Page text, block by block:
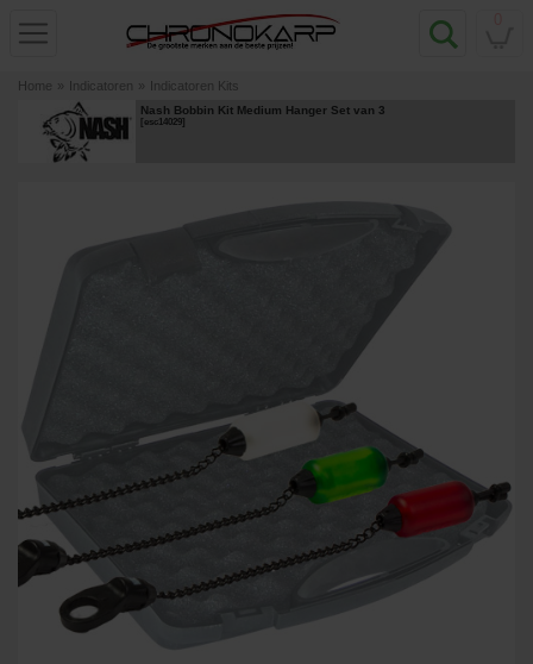
Home » Indicatoren » Indicatoren Kits
Nash Bobbin Kit Medium Hanger Set van 3
[esc14029]